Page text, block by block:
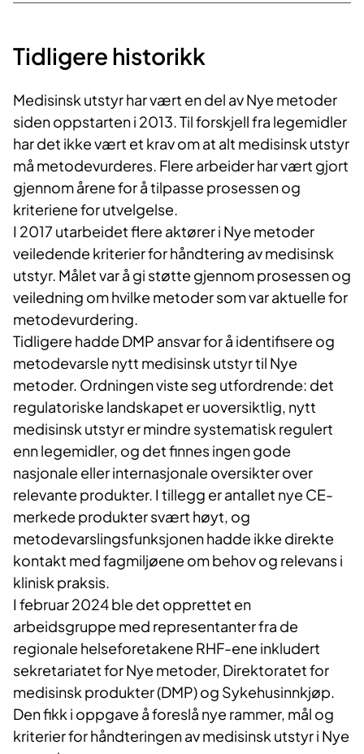
Tidligere historikk
Medisinsk utstyr har vært en del av Nye metoder
siden oppstarten i 2013. Til forskjell fra legemidler
har det ikke vært et krav om at alt medisinsk utstyr
må metodevurderes. Flere arbeider har vært gjort
gjennom årene for å tilpasse prosessen og
kriteriene for utvelgelse.
I 2017 utarbeidet flere aktører i Nye metoder
veiledende kriterier for håndtering av medisinsk
utstyr. Målet var å gi støtte gjennom prosessen og
veiledning om hvilke metoder som var aktuelle for
metodevurdering.
Tidligere hadde DMP ansvar for å identifisere og
metodevarsle nytt medisinsk utstyr til Nye
metoder. Ordningen viste seg utfordrende: det
regulatoriske landskapet er uoversiktlig, nytt
medisinsk utstyr er mindre systematisk regulert
enn legemidler, og det finnes ingen gode
nasjonale eller internasjonale oversikter over
relevante produkter. I tillegg er antallet nye CE-
merkede produkter svært høyt, og
metodevarslingsfunksjonen hadde ikke direkte
kontakt med fagmiljøene om behov og relevans i
klinisk praksis.
I februar 2024 ble det opprettet en
arbeidsgruppe med representanter fra de
regionale helseforetakene RHF-ene inkludert
sekretariatet for Nye metoder, Direktoratet for
medisinsk produkter (DMP) og Sykehusinnkjøp.
Den fikk i oppgave å foreslå nye rammer, mål og
kriterier for håndteringen av medisinsk utstyr i Nye